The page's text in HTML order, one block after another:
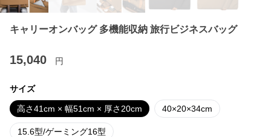
キャリーオンバッグ 多機能収納 旅行ビジネスバッグ
15,040 円
サイズ
高さ41cm × 幅51cm × 厚さ20cm 40×20×34cm
15.6型/ゲーミング16型